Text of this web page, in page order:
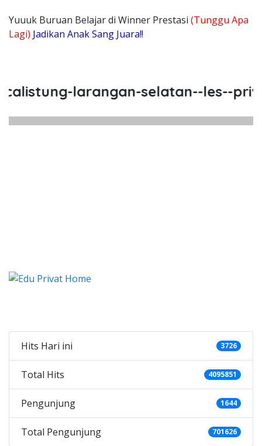
Yuuuk Buruan Belajar di Winner Prestasi (Tunggu Apa
Lagi) Jadikan Anak Sang Juara!!
larangan-selatan--les--
Hits Hari ini 3726
Total Hits 4095851
Pengunjung 1644
Total Pengunjung 701626